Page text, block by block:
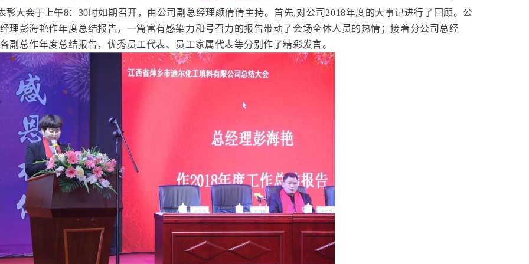
大会于上午8：30时如期召开，由公司副总经理颜倩倩主持。首先,对公司2018年度的大事记进行了回顾。 公
理彭海艳作年度总结报告，一篇富有感染力和号召力的报告带动了会场全体人员的热情；接着分公司总经
副总作年度总结报告，优秀员工代表、员工家属代表等分别作了精彩发言。